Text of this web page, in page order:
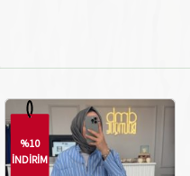
%10
İNDİRİM